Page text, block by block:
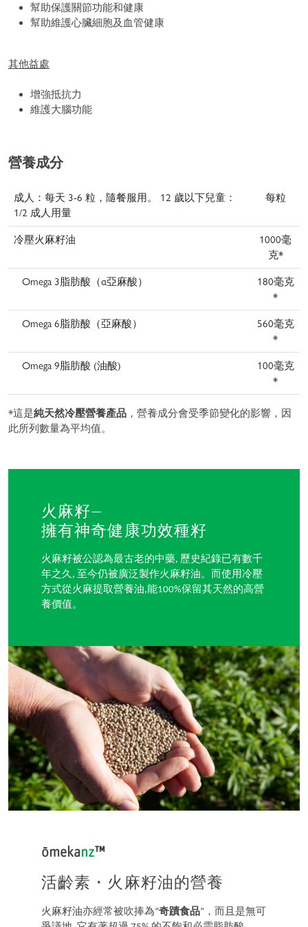
幫助保護關節功能和健康
幫助維護心臟細胞及血管健康
其他益處
增強抵抗力
維護大腦功能
營養成分
成人：每天 3-6 粒，隨餐服用。 12 歲以下兒童：
1/2 成人用量
每粒
冷壓火麻籽油
1000毫
克*
Omega 3脂肪酸（α亞麻酸）
180毫克
*
Omega 6脂肪酸（亞麻酸）
560毫克
*
Omega 9脂肪酸 (油酸)
100毫克
*
*這是純天然冷壓營養產品 ，營養成分會受季節變化的影響，因
此所列數量為平均值。
火麻籽—
擁有神奇健康功效種籽
火麻籽被公認為最古老的中藥, 歷史紀錄已有數千
年之久, 至今仍被廣泛製作火麻籽油。而使用冷壓
方式從火麻提取營養油,能100%保留其天然的高營
養價值。
ōmekanz™
活齡素・火麻籽油的營養
火麻籽油亦經常被吹捧為“奇蹟食品”，而且是無可